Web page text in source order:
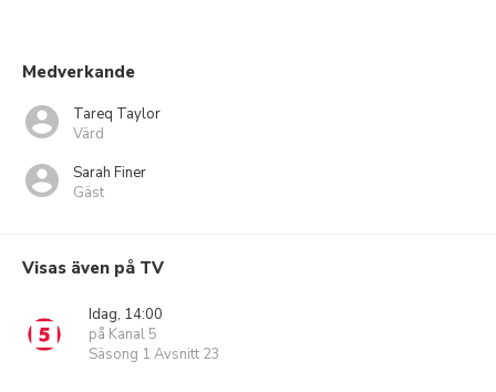
Medverkande
Tareq Taylor
Värd
Sarah Finer
Gäst
Visas även på TV
Idag, 14:00
på Kanal 5
Säsong 1 Avsnitt 23